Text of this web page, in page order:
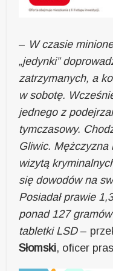
– W czasie
„jedynki”
zatrzymanych, a
w sobotę.
jednego z
tymczasowy.
Gliwic. Mężczyzna
wizytą
się dowodów na
Posiadał prawie
ponad 127
tabletki LSD–
Słomski, oficer